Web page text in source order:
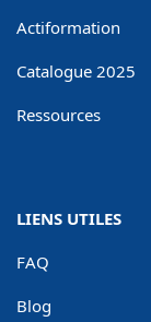
Actiformation
Catalogue 2025
Ressources
LIENS UTILES
FAQ
Blog